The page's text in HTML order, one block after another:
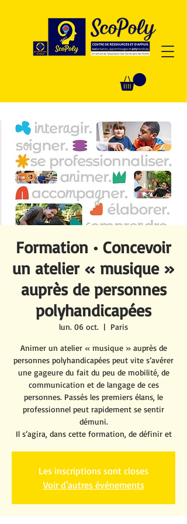
Formation • Concevoir
un atelier « musique »
auprès de personnes
polyhandicapées
lun. 06 oct.
  |
Paris
Animer un atelier « musique » auprès de
personnes polyhandicapées peut vite s’avérer
une gageure du fait du peu de mobilité, de
communication et de langage de ces
personnes. Passés les premiers élans, le
professionnel peut rapidement se sentir
démuni.
Il s’agira, dans cette formation, de définir et
Les inscriptions sont closes
Voir d'autres événements